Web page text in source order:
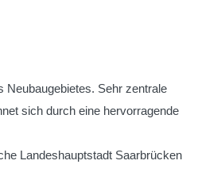
Neubaugebietes. Sehr zentrale
sich durch eine hervorragende
Landeshauptstadt Saarbrücken